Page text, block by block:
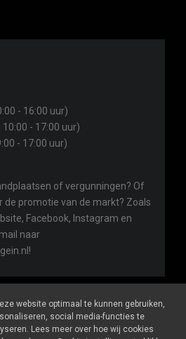
- 16:00 uur)
- 17:00 uur)
- 17:00 uur)
of vergunningen? Of
de promotie van de markt? Zoals
Facebook, Instagram en
naar
website optimaal te kunnen gebruiken,
social media-functies te
Lees meer over hoe wij cookies